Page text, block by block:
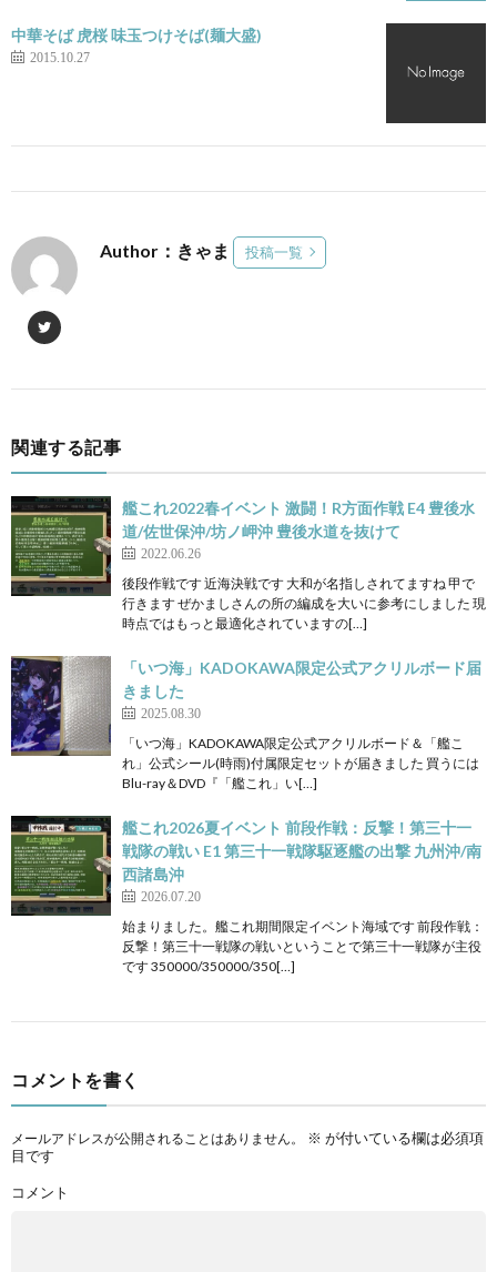
中華そば 虎桜 味玉つけそば(麺大盛)
2015.10.27
Author：きゃま 投稿一覧
関連する記事
艦これ2022春イベント 激闘！R方面作戦 E4 豊後水
道/佐世保沖/坊ノ岬沖 豊後水道を抜けて
2022.06.26
後段作戦です 近海決戦です 大和が名指しされてますね 甲で
行きます ぜかましさんの所の編成を大いに参考にしました 現
時点ではもっと最適化されていますの[…]
「いつ海」KADOKAWA限定公式アクリルボード届
きました
2025.08.30
「いつ海」KADOKAWA限定公式アクリルボード＆「艦こ
れ」公式シール(時雨)付属限定セットが届きました 買うには
Blu-ray＆DVD『「艦これ」い[…]
艦これ2026夏イベント 前段作戦：反撃！第三十一
戦隊の戦い E1 第三十一戦隊駆逐艦の出撃 九州沖/南
西諸島沖
2026.07.20
始まりました。艦これ期間限定イベント海域です 前段作戦：
反撃！第三十一戦隊の戦いということで第三十一戦隊が主役
です 350000/350000/350[…]
コメントを書く
メールアドレスが公開されることはありません。 ※ が付いている欄は必須項
目です
コメント